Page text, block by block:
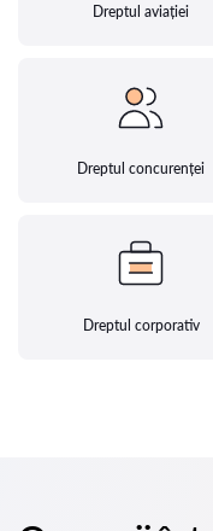
Dreptul aviației
Dreptul concurenței
Dreptul corporativ